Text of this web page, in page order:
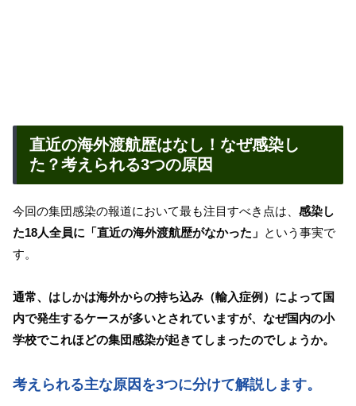
直近の海外渡航歴はなし！なぜ感染し
た？考えられる3つの原因
今回の集団感染の報道において最も注目すべき点は、 感染し
た18人全員に「直近の海外渡航歴がなかった」 という事実で
す。
通常、はしかは海外からの持ち込み（輸入症例）によって国
内で発生するケースが多いとされていますが、なぜ国内の小
学校でこれほどの集団感染が起きてしまったのでしょうか。
考えられる主な原因を3つに分けて解説します。